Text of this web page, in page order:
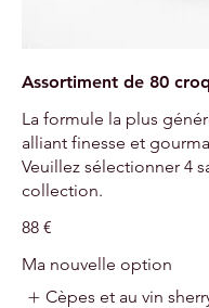
Assortiment de 80
La formule la plus
alliant finesse et
Veuillez sélectionner 4
collection.
88 €
Ma nouvelle option
Cèpes et au vin